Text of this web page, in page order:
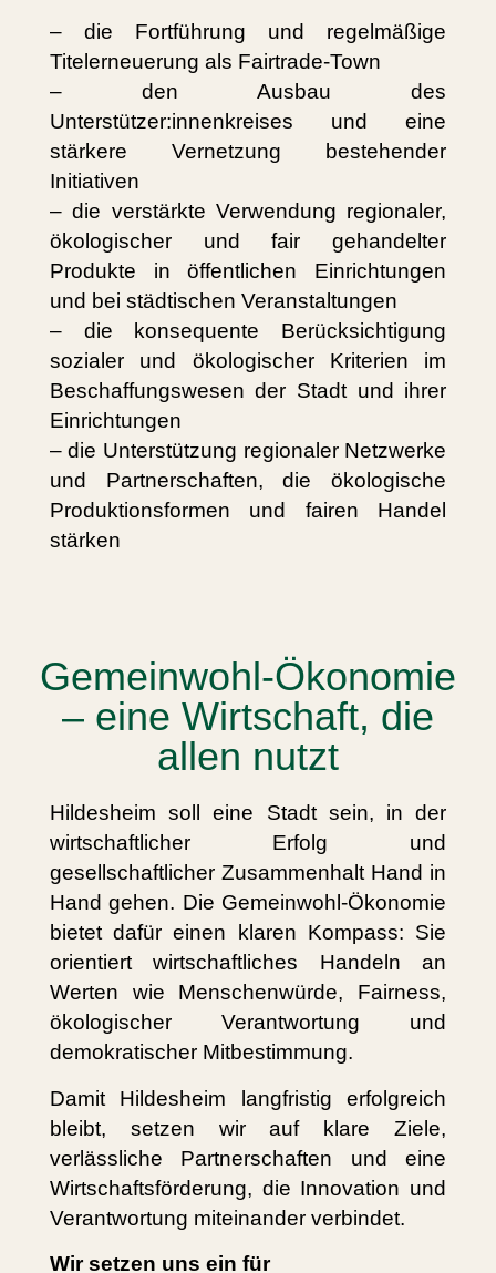
– die Fortführung und regelmäßige
Titelerneuerung als Fairtrade-Town
– den Ausbau des
Unterstützer:innenkreises und eine
stärkere Vernetzung bestehender
Initiativen
– die verstärkte Verwendung regionaler,
ökologischer und fair gehandelter
Produkte in öffentlichen Einrichtungen
und bei städtischen Veranstaltungen
– die konsequente Berücksichtigung
sozialer und ökologischer Kriterien im
Beschaffungswesen der Stadt und ihrer
Einrichtungen
– die Unterstützung regionaler Netzwerke
und Partnerschaften, die ökologische
Produktionsformen und fairen Handel
stärken
Gemeinwohl-Ökonomie
– eine Wirtschaft, die
allen nutzt
Hildesheim soll eine Stadt sein, in der
wirtschaftlicher Erfolg und
gesellschaftlicher Zusammenhalt Hand in
Hand gehen. Die Gemeinwohl-Ökonomie
bietet dafür einen klaren Kompass: Sie
orientiert wirtschaftliches Handeln an
Werten wie Menschenwürde, Fairness,
ökologischer Verantwortung und
demokratischer Mitbestimmung.
Damit Hildesheim langfristig erfolgreich
bleibt, setzen wir auf klare Ziele,
verlässliche Partnerschaften und eine
Wirtschaftsförderung, die Innovation und
Verantwortung miteinander verbindet.
Wir setzen uns ein für